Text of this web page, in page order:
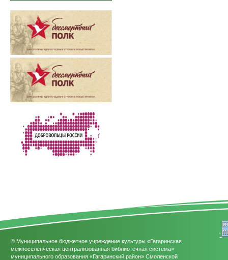
© Муниципальное бюджетное учреждение культуры «Гагаринская
межпоселенческая централизованная библиотечная система»
муниципального образования «Гагаринский район» Смоленской
'